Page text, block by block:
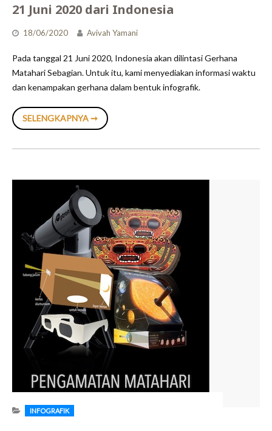
21 Juni 2020 dari Indonesia
18/06/2020 Avivah Yamani
Pada tanggal 21 Juni 2020, Indonesia akan dilintasi Gerhana
Matahari Sebagian. Untuk itu, kami menyediakan informasi waktu
dan kenampakan gerhana dalam bentuk infografik.
SELENGKAPNYA ➞KENAMPAKAN
GERHANA
JUNI
INFOGRAFIK